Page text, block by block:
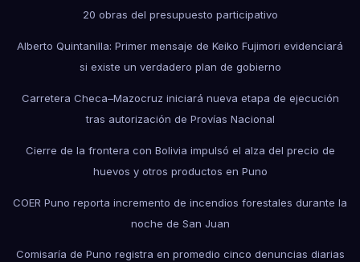
20 obras del presupuesto participativo
Alberto Quintanilla: Primer mensaje de Keiko Fujimori evidenciará
si existe un verdadero plan de gobierno
Carretera Checa–Mazocruz iniciará nueva etapa de ejecución
tras autorización de Provías Nacional
Cierre de la frontera con Bolivia impulsó el alza del precio de
huevos y otros productos en Puno
COER Puno reporta incremento de incendios forestales durante la
noche de San Juan
Comisaría de Puno registra en promedio cinco denuncias diarias